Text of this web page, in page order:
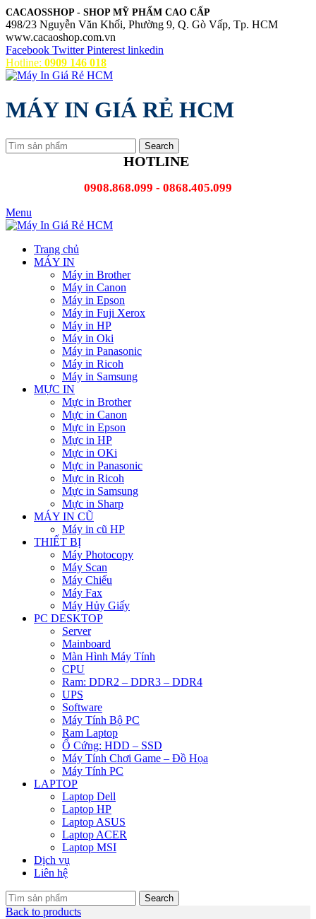
CACAOSSHOP - SHOP MỸ PHẨM CAO CẤP
498/23 Nguyễn Văn Khối, Phường 9, Q. Gò Vấp, Tp. HCM
www.cacaoshop.com.vn
Facebook Twitter Pinterest linkedin
Hotline: 0909 146 018
MÁY IN GIÁ RẺ HCM
Search
HOTLINE
0908.868.099 - 0868.405.099
Menu
Trang chủ
MÁY IN
Máy in Brother
Máy in Canon
Máy in Epson
Máy in Fuji Xerox
Máy in HP
Máy in Oki
Máy in Panasonic
Máy in Ricoh
Máy in Samsung
MỰC IN
Mực in Brother
Mực in Canon
Mực in Epson
Mực in HP
Mực in OKi
Mực in Panasonic
Mực in Ricoh
Mực in Samsung
Mực in Sharp
MÁY IN CŨ
Máy in cũ HP
THIẾT BỊ
Máy Photocopy
Máy Scan
Máy Chiếu
Máy Fax
Máy Hủy Giấy
PC DESKTOP
Server
Mainboard
Màn Hình Máy Tính
CPU
Ram: DDR2 – DDR3 – DDR4
UPS
Software
Máy Tính Bộ PC
Ram Laptop
Ổ Cứng: HDD – SSD
Máy Tính Chơi Game – Đồ Họa
Máy Tính PC
LAPTOP
Laptop Dell
Laptop HP
Laptop ASUS
Laptop ACER
Laptop MSI
Dịch vụ
Liên hệ
Search
Back to products